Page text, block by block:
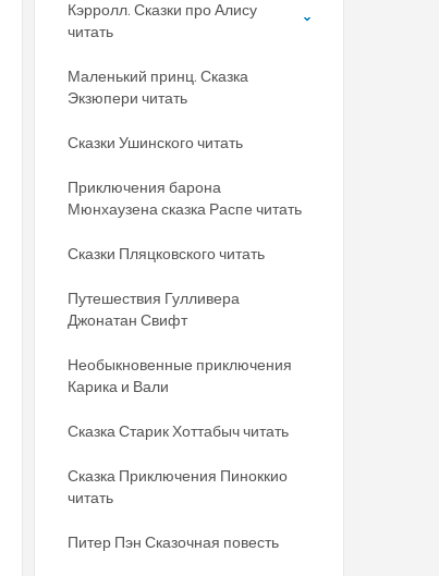
Кэрролл. Сказки про Алису
читать
Маленький принц. Сказка
Экзюпери читать
Сказки Ушинского читать
Приключения барона
Мюнхаузена сказка Распе читать
Сказки Пляцковского читать
Путешествия Гулливера
Джонатан Свифт
Необыкновенные приключения
Карика и Вали
Сказка Старик Хоттабыч читать
Сказка Приключения Пиноккио
читать
Питер Пэн Сказочная повесть